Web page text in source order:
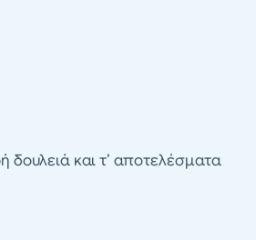
δουλειά και τ’ αποτελέσματα